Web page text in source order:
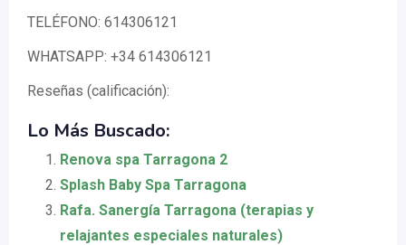
TELÉFONO: 614306121
WHATSAPP: +34 614306121
Reseñas (calificación):
Lo Más Buscado:
Renova spa Tarragona 2
Splash Baby Spa Tarragona
Rafa. Sanergía Tarragona (terapias y
relajantes especiales naturales)